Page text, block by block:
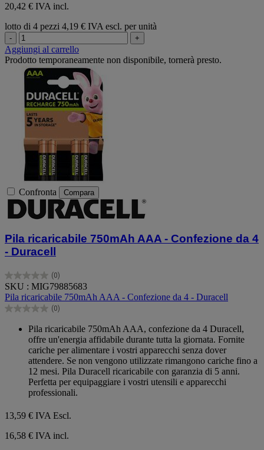
20,42 € IVA incl.
lotto di 4 pezzi 4,19 € IVA escl. per unità
- +
Aggiungi al carrello
Prodotto temporaneamente non disponibile, tornerà presto.
Confronta Compara
Pila ricaricabile 750mAh AAA - Confezione da 4
- Duracell
(0)
0.0
su
5
stelle.
SKU : MIG79885683
Pila ricaricabile 750mAh AAA - Confezione da 4 - Duracell
(0)
0.0
Pila ricaricabile 750mAh AAA, confezione da 4 Duracell,
offre un'energia affidabile durante tutta la giornata. Fornite
cariche per alimentare i vostri apparecchi senza dover
attendere. Se non vengono utilizzate rimangono cariche fino a
12 mesi. Pila Duracell ricaricabile con garanzia di 5 anni.
Perfetta per equipaggiare i vostri utensili e apparecchi
professionali.
13,59 € IVA Escl.
16,58 € IVA incl.